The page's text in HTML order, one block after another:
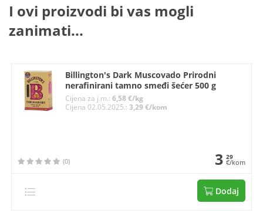
I ovi proizvodi bi vas mogli
zanimati...
Billington's Dark Muscovado Prirodni
nerafinirani tamno smeđi šećer 500 g
Cijena za j.m.:6,58 €/kg
Cijena 02.05.2025.:3,29 €/kom
(0) 3 29
€/kom
Dodaj